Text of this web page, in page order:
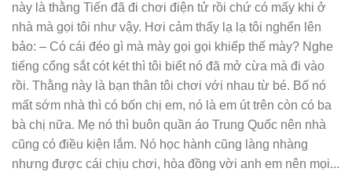
này là thằng Tiến đã đi chơi điện tử rồi chứ có mấy khi ở
nhà mà gọi tôi như vậy. Hơi cảm thấy lạ lạ tôi nghển lên
bảo: – Có cái đéo gì mà mày gọi gọi khiếp thế mày? Nghe
tiếng cổng sắt cót két thì tôi biết nó đã mở cừa mà đi vào
rồi. Thằng này là bạn thân tôi chơi với nhau từ bé. Bố nó
mất sớm nhà thì có bốn chị em, nó là em út trên còn có ba
bà chị nữa. Mẹ nó thì buôn quần áo Trung Quốc nên nhà
cũng có điều kiện lắm. Nó học hành cũng làng nhàng
nhưng được cái chịu chơi, hòa đồng vời anh em nên mọi...